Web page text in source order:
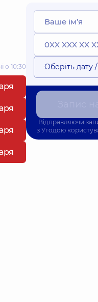
о 10:30 Оберіть дату
Відправляючи
з Угодою